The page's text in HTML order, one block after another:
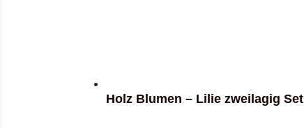
Holz Blumen – Lilie zweilagig Set